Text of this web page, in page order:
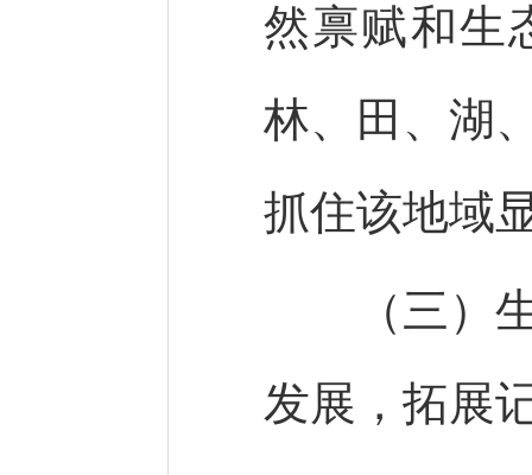
然禀赋和生
林、田、湖
抓住该地域
（三）生
发展，拓展